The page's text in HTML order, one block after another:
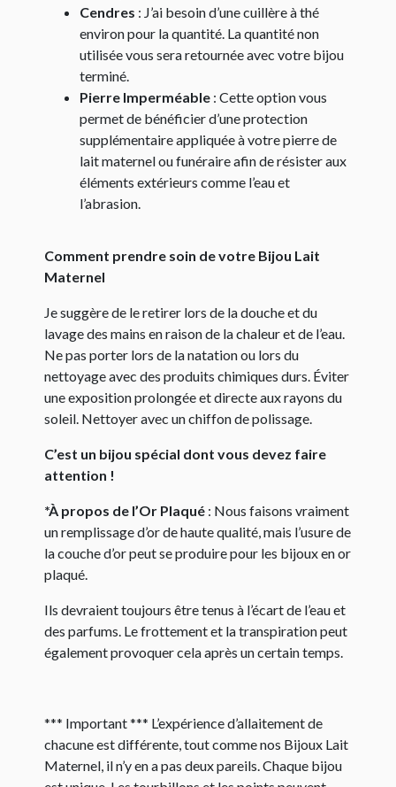
Cendres : J’ai besoin d’une cuillère à thé
environ pour la quantité. La quantité non
utilisée vous sera retournée avec votre bijou
terminé.
Pierre Imperméable : Cette option vous
permet de bénéficier d’une protection
supplémentaire appliquée à votre pierre de
lait maternel ou funéraire afin de résister aux
éléments extérieurs comme l’eau et
l’abrasion.
Comment prendre soin de votre Bijou Lait
Maternel
Je suggère de le retirer lors de la douche et du
lavage des mains en raison de la chaleur et de l’eau.
Ne pas porter lors de la natation ou lors du
nettoyage avec des produits chimiques durs. Éviter
une exposition prolongée et directe aux rayons du
soleil. Nettoyer avec un chiffon de polissage.
C’est un bijou spécial dont vous devez faire
attention !
*À propos de l’Or Plaqué : Nous faisons vraiment
un remplissage d’or de haute qualité, mais l’usure de
la couche d’or peut se produire pour les bijoux en or
plaqué.
Ils devraient toujours être tenus à l’écart de l’eau et
des parfums. Le frottement et la transpiration peut
également provoquer cela après un certain temps.
*** Important *** L’expérience d’allaitement de
chacune est différente, tout comme nos Bijoux Lait
Maternel, il n’y en a pas deux pareils. Chaque bijou